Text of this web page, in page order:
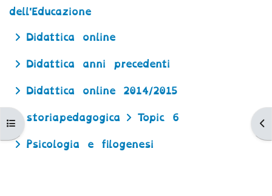
Apri indice del corso
dell'Educazione
Didattica online
Didattica anni precedenti
Didattica online 2014/2015
storiapedagogica Topic 6
Psicologia e filogenesi